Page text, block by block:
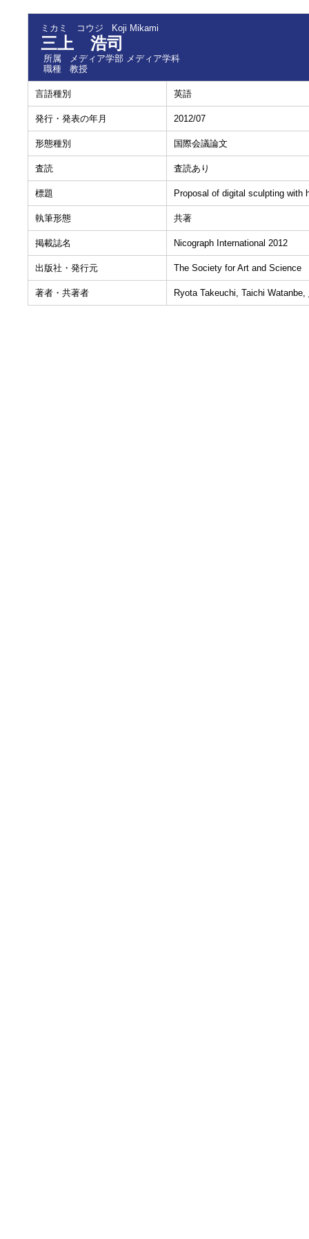
ミカミ コウジ Koji Mikami
三上 浩司
所属
メディア学部 メディア学科
職種
教授
言語種別 英語
発行・発表の年月 2012/07
形態種別 国際会議論文
査読 査読あり
標題 Proposal of digital sculpting with
執筆形態 共著
掲載誌名 Nicograph International 2012
出版社・発行元 The Society for Art and Science
著者・共著者 Ryota Takeuchi, Taichi Watanbe,